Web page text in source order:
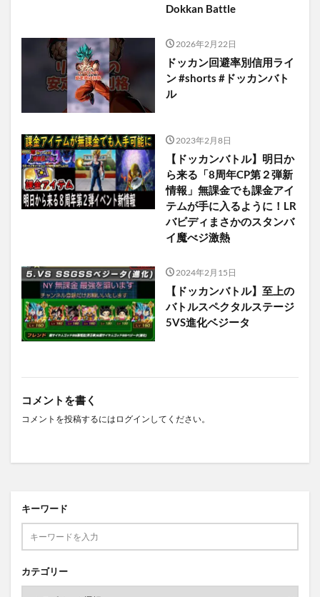
Dokkan Battle
2026年2月22日
ドッカン回避率別信用ライ
ン #shorts #ドッカンバト
ル
2023年2月8日
【ドッカンバトル】明日か
ら来る「8周年CP第２弾新
情報」無課金でも課金アイ
テムが手に入るように！LR
バビディまさかのスタンバ
イ魔べジ激熱
2024年2月15日
【ドッカンバトル】至上の
バトルスペクタルステージ
5VS進化ベジータ
コメントを書く
コメントを投稿するには ログイン してください。
キーワード
カテゴリー